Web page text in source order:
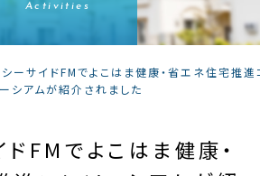
Activities
ーサイドFMでよこはま健康・省エネ住宅推進
シアムが紹介されました
FMでよこはま健康・